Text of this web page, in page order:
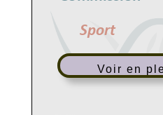
Voir en